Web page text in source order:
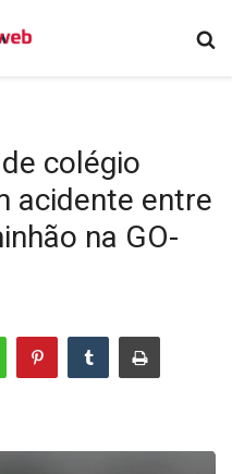
colégio
acidente entre
na GO-